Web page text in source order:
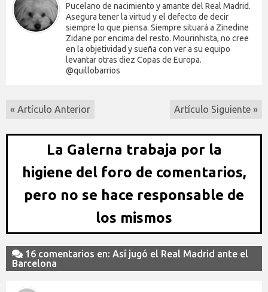
Pucelano de nacimiento y amante del Real Madrid.
Asegura tener la virtud y el defecto de decir
siempre lo que piensa. Siempre situará a Zinedine
Zidane por encima del resto. Mourinhista, no cree
en la objetividad y sueña con ver a su equipo
levantar otras diez Copas de Europa.
@quillobarrios
« Artículo Anterior Artículo Siguiente »
La Galerna trabaja por la
higiene del foro de comentarios,
pero no se hace responsable de
los mismos
16 comentarios en: Así jugó el Real Madrid ante el
Barcelona